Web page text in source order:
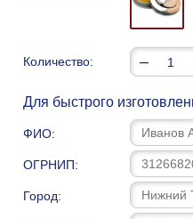
Количество: –
Для быстрого
ФИО:
ОГРНИП:
Город: